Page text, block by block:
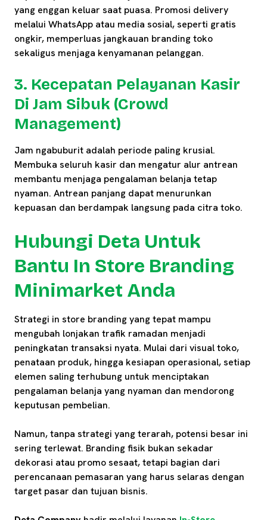
yang enggan keluar saat puasa. Promosi delivery
melalui WhatsApp atau media sosial, seperti gratis
ongkir, memperluas jangkauan branding toko
sekaligus menjaga kenyamanan pelanggan.
3. Kecepatan Pelayanan Kasir
Di Jam Sibuk (Crowd
Management)
Jam ngabuburit adalah periode paling krusial.
Membuka seluruh kasir dan mengatur alur antrean
membantu menjaga pengalaman belanja tetap
nyaman. Antrean panjang dapat menurunkan
kepuasan dan berdampak langsung pada citra toko.
Hubungi Deta Untuk
Bantu In Store Branding
Minimarket Anda
Strategi in store branding yang tepat mampu
mengubah lonjakan trafik ramadan menjadi
peningkatan transaksi nyata. Mulai dari visual toko,
penataan produk, hingga kesiapan operasional, setiap
elemen saling terhubung untuk menciptakan
pengalaman belanja yang nyaman dan mendorong
keputusan pembelian.
Namun, tanpa strategi yang terarah, potensi besar ini
sering terlewat. Branding fisik bukan sekadar
dekorasi atau promo sesaat, tetapi bagian dari
perencanaan pemasaran yang harus selaras dengan
target pasar dan tujuan bisnis.